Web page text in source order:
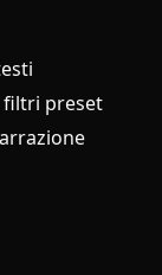
filtri preset